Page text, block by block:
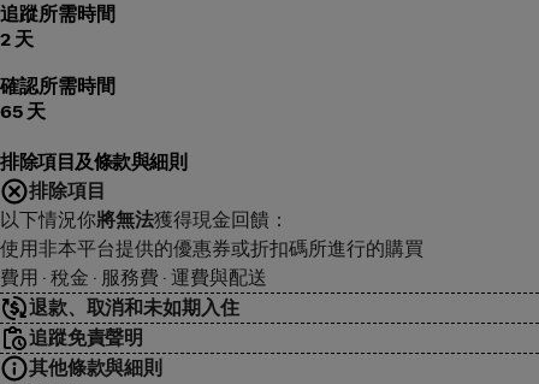
追蹤所需時間
2 天
確認所需時間
65 天
排除項目及條款與細則
排除項目
以下情況你將無法獲得現金回饋：
使用非本平台提供的優惠券或折扣碼所進行的購買
費用 · 稅金 · 服務費 · 運費與配送
退款、取消和未如期入住
追蹤免責聲明
其他條款與細則